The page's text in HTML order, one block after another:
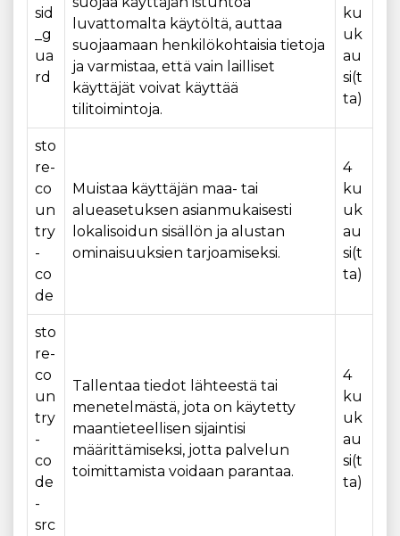
sid
_g
ua
rd
luvattomalta käytöltä, auttaa
suojaamaan henkilökohtaisia tietoja
ja varmistaa, että vain lailliset
käyttäjät voivat käyttää
tilitoimintoja.
ku
uk
au
si(t
ta)
sto
re-
co
un
try
-
co
de
Muistaa käyttäjän maa- tai
alueasetuksen asianmukaisesti
lokalisoidun sisällön ja alustan
ominaisuuksien tarjoamiseksi.
4
ku
uk
au
si(t
ta)
sto
re-
co
un
try
-
co
de
-
src
Tallentaa tiedot lähteestä tai
menetelmästä, jota on käytetty
maantieteellisen sijaintisi
määrittämiseksi, jotta palvelun
toimittamista voidaan parantaa.
4
ku
uk
au
si(t
ta)